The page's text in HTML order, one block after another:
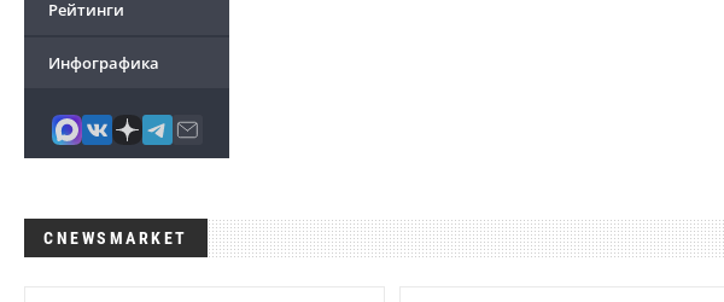
Рейтинги
Инфографика
CNEWSMARKET